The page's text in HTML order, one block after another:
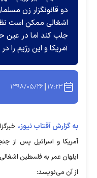
دو قانونگزار زن
اشغالی ممکن است
جلب کند اما در عین
آمریکا و این رژیم را
۱۷:۲۳ ۱۳۹۸/۰۵/۲۶
به گزارش آفتاب نیوز،
آمریکا و اسرائیل پس از
ایلهان عمر به فلسطین
از آن می‌نویسد: